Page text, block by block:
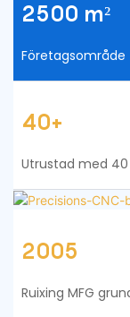
2500 m²
Företagsområde
40+
Utrustad med
2005
Ruixing MFG